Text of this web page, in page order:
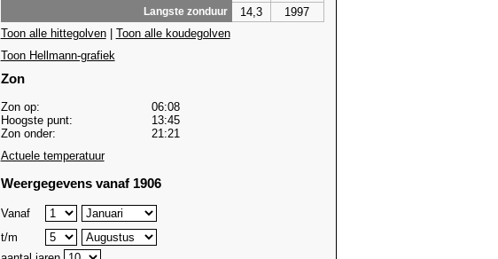
Langste zonduur 14,3
1997
Toon alle hittegolven| Toon alle koudegolven
Toon Hellmann-grafiek
Zon
Zon op:
06:08
Hoogste punt:
13:45
Zon onder:
21:21
Actuele temperatuur
Weergegevens vanaf 1906
Vanaf
t/m